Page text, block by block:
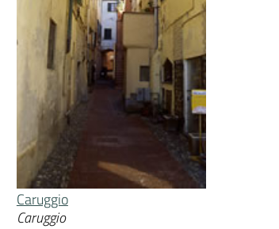
Caruggio
Caruggio